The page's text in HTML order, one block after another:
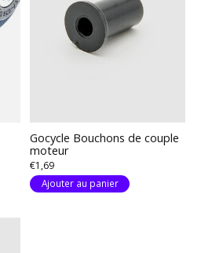
Gocycle Bouchons de couple
moteur
€1,69
Ajouter au panier